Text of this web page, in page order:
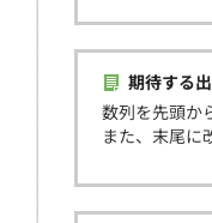
期待する
数列を先頭か
また、末尾に